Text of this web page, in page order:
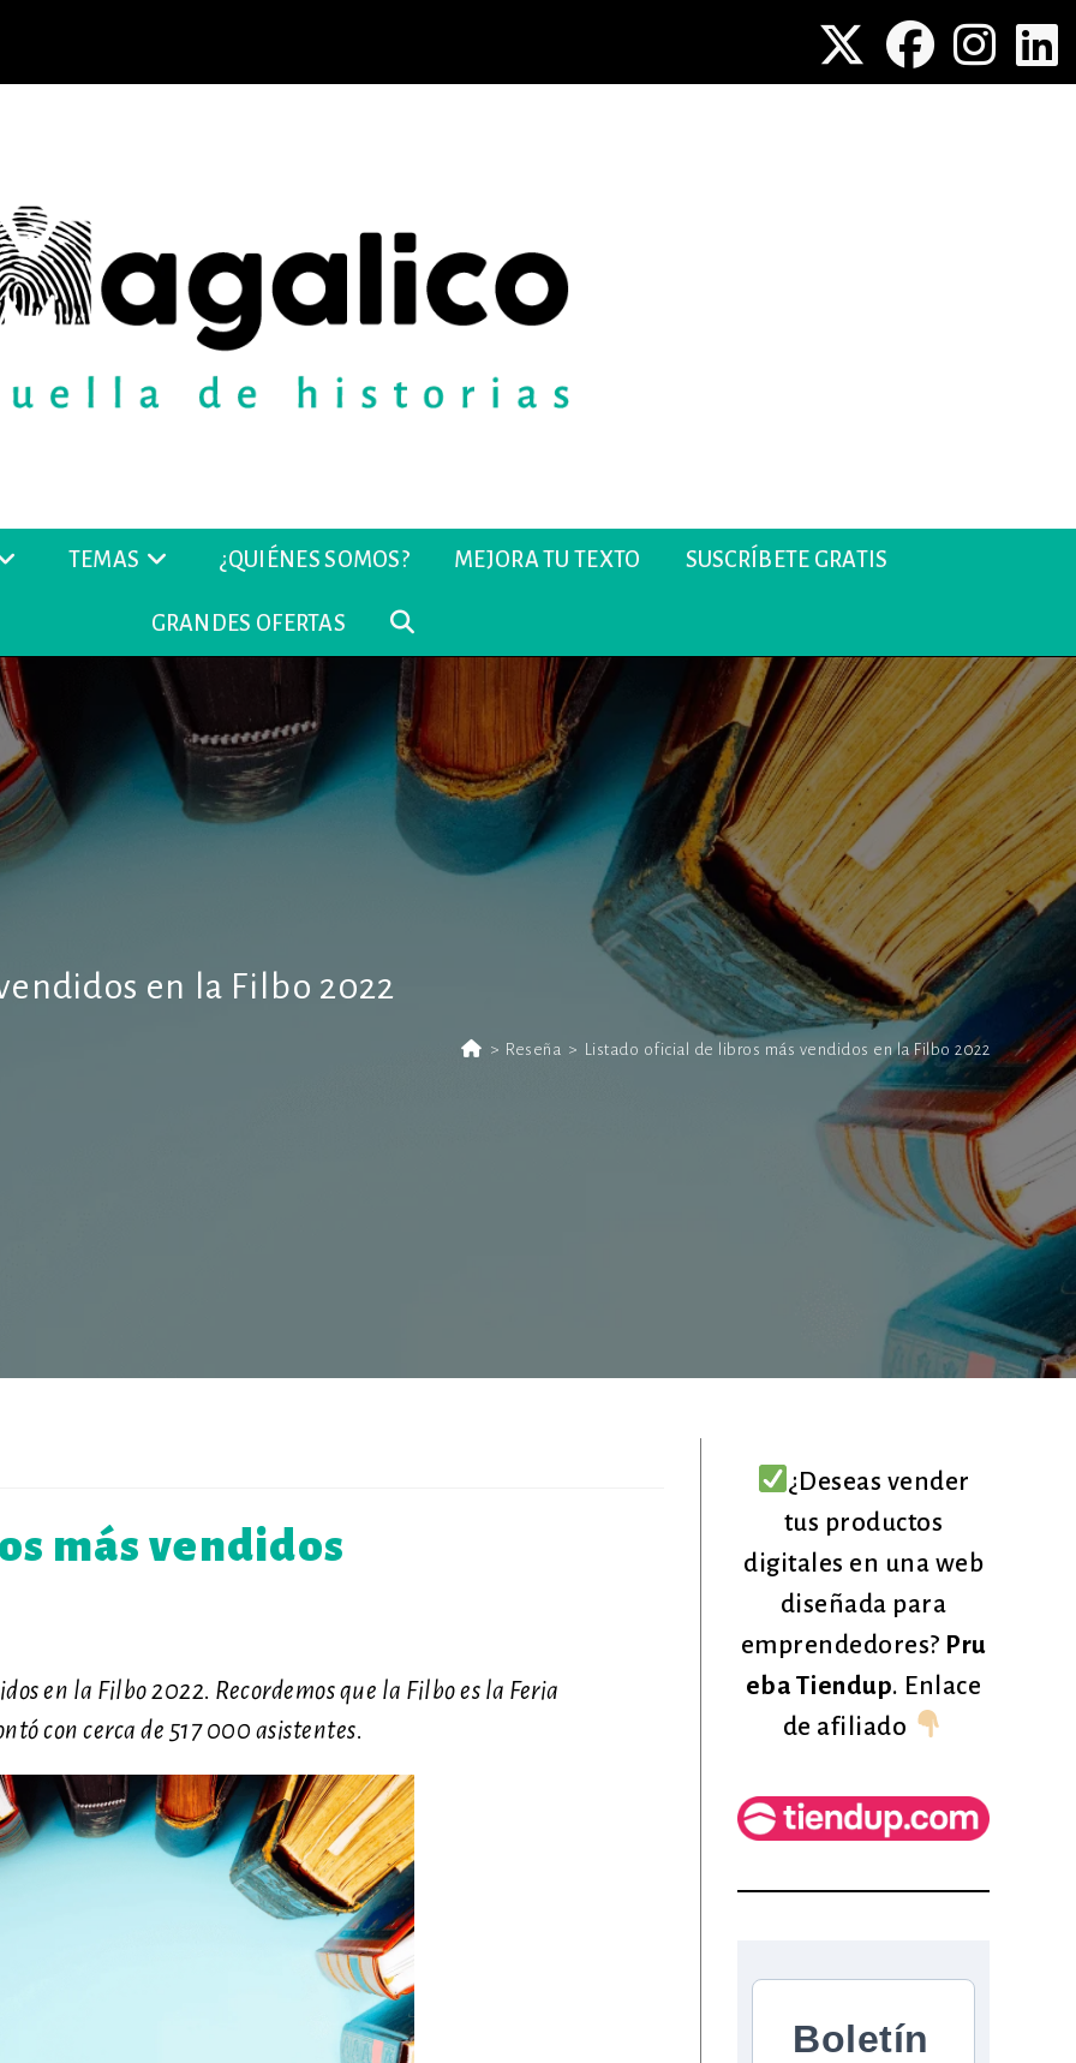
TEMAS ¿QUIÉNES SOMOS? MEJORA TU TEXTO SUSCRÍBETE GRATIS
GRANDES OFERTAS ALTERNAR
BÚSQUEDA
DE
en la Filbo 2022
> Reseña > Listado oficial de libros más vendidos en la Filbo 2022
más vendidos
en la Filbo 2022. Recordemos que la Filbo es la Feria
con cerca de 517 000 asistentes.
¿Deseas vender
tus productos
digitales en una web
diseñada para
emprendedores? Pru
eba Tiendup. Enlace
de afiliado
Boletín